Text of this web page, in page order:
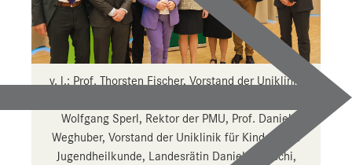
v. l.: Prof. Thorsten Fischer, Vorstand der Uniklinik
Wolfgang Sperl, Rektor der PMU, Prof. Daniel
Weghuber, Vorstand der Uniklinik für Kinder- und
Jugendheilkunde, Landesrätin Daniela Gutschi,